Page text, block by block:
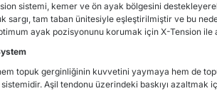
sistemi, kemer ve ön ayak bölgesini
sargı, tam taban ünitesiyle eşleştirilmiştir ve bu
ayak pozisyonunu korumak için X-Tension ile
topuk gerginliğinin kuvvetini yaymaya hem de
Aşil tendonu üzerindeki baskıyı